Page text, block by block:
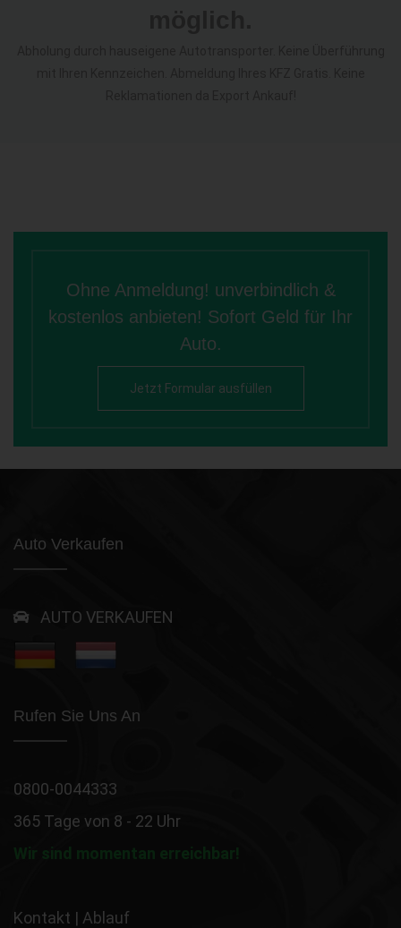
Ohne Anmeldung! unverbindlich &
kostenlos anbieten! Sofort Geld für Ihr
Auto.
Jetzt Formular ausfüllen
Auto Verkaufen
AUTO VERKAUFEN
Rufen Sie Uns An
0800-0044333
365 Tage von 8 - 22 Uhr
Wir sind momentan erreichbar!
Kontakt | Ablauf